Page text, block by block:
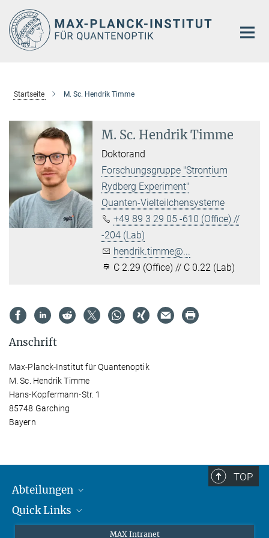
Hauptinhalt
Startseite M. Sc. Hendrik Timme
M. Sc. Hendrik Timme
Doktorand
Forschungsgruppe "Strontium
Rydberg Experiment"
Quanten-Vielteilchensysteme
+49 89 3 29 05 -610 (Office) //
-204 (Lab)
hendrik.timme@...
C 2.29 (Office) // C 0.22 (Lab)
Anschrift
Max-Planck-Institut für Quantenoptik
M. Sc. Hendrik Timme
Hans-Kopfermann-Str. 1
85748 Garching
Bayern
TOP
Abteilungen
Attosekundenphysik
Quick Links
MAX Intranet